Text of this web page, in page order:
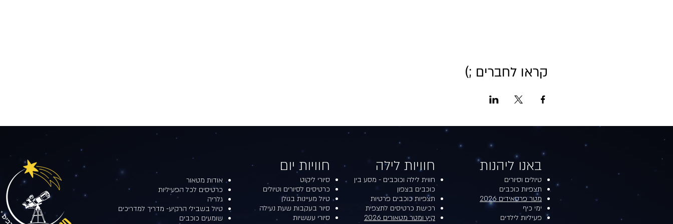
קראו לחברים ;)
חוויות יום​
סיורי ליקוט
כרטיסים לסיורים וטיולים
טיול מעיינות בגולן
סיור בעקבות שעת נעילה
סיורי עששיות
אודות מטאור
כרטיסים לכל הפעיליות
גלריה
טיול בשבילי הרקיע- מדריך למדריכים
שומעים כוכבים
חוויות לילה​​
חווית לילה וכוכבים - מסע בין
כוכבים בצפון
תצפיות כוכבים פרטיות
רכישת כרטיסים לתצפית
קיץ ומטר מטאורים 2026
באנו ליהנות​​
טיולים וסיורים
תצפיות כוכבים
מטר פרסאידים 2026
ימי כיף
פעיליות לילדים